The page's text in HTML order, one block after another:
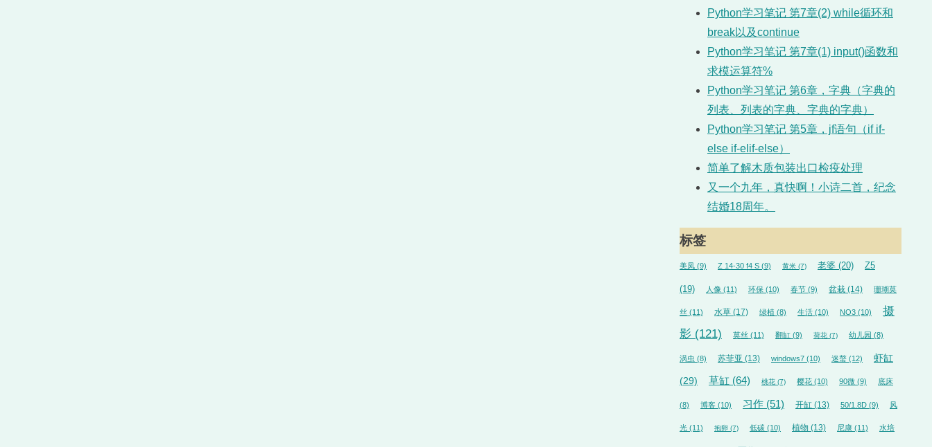
Python学习笔记 第7章(2) while循环和
break以及continue
Python学习笔记 第7章(1) input()函数和
求模运算符%
Python学习笔记 第6章，字典（字典的
列表、列表的字典、字典的字典）
Python学习笔记 第5章，jf语句（if if-
else if-elif-else）
简单了解木质包装出口检疫处理
又一个九年，真快啊！小诗二首，纪念
结婚18周年。
标签
美凤 (9) Z 14-30 f4 S (9) 黄米 (7) 老婆 (20) Z5
(19) 人像 (11) 环保 (10) 春节 (9) 盆栽 (14) 珊瑚莫
丝 (11) 水草 (17) 绿植 (8) 生活 (10) NO3 (10)
摄
影 (121) 莫丝 (11) 翻缸 (9) 荷花 (7) 幼儿园 (8)
涡虫 (8) 苏菲亚 (13) windows7 (10) 迷螯 (12) 虾缸
(29) 草缸 (64) 桃花 (7) 樱花 (10) 90微 (9) 底床
(8) 博客 (10) 习作 (51) 开缸 (13) 50/1.8D (9) 风
光 (11) 抱卵 (7) 低碳 (10) 植物 (13) 尼康 (11) 水培